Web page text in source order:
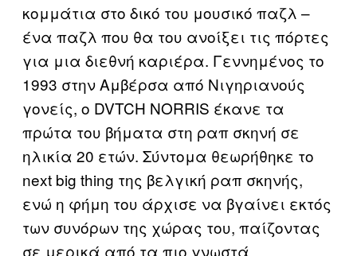
κομμάτια στο δικό του μουσικό παζλ –
ένα παζλ που θα του ανοίξει τις πόρτες
για μια διεθνή καριέρα. Γεννημένος το
1993 στην Αμβέρσα από Νιγηριανούς
γονείς, ο DVTCH NORRIS έκανε τα
πρώτα του βήματα στη ραπ σκηνή σε
ηλικία 20 ετών. Σύντομα θεωρήθηκε το
next big thing της βελγική ραπ σκηνής,
ενώ η φήμη του άρχισε να βγαίνει εκτός
των συνόρων της χώρας του, παίζοντας
σε μερικά από τα πιο γνωστά